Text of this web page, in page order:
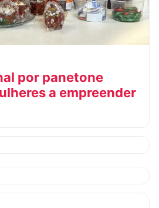
por panetone
a empreender